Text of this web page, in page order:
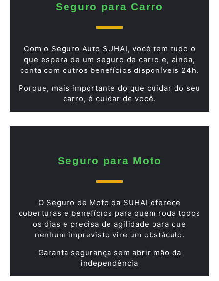
Seguro para Carro
Com o Seguro Auto SUHAI, você tem tudo o
que espera de um seguro de carro e, ainda,
conta com outros benefícios disponíveis 24h.
Porque, mais importante do que cuidar do seu
carro, é cuidar de você.
Seguro para Moto
O Seguro de Moto da SUHAI oferece
coberturas e benefícios para quem roda todos
os dias e precisa de agilidade para que
nenhum imprevisto vire um obstáculo.
Garanta segurança sem abrir mão da
independência